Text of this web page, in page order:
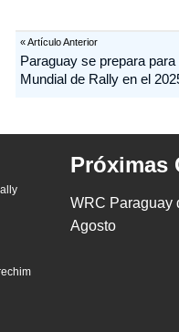
« Artículo Anterior
Paraguay se prepara para
Mundial de Rally en el
Próximas
WRC Paraguay
Agosto